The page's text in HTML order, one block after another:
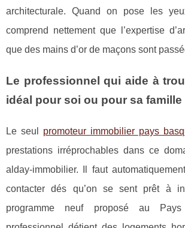
architecturale. Quand on pose les
comprend nettement que l’expertise
que des mains d’or de maçons sont
Le professionnel qui aide à
idéal pour soi ou pour sa famille
Le seul promoteur immobilier pays
prestations irréprochables dans ce
alday-immobilier. Il faut
contacter dés qu’on se sent prêt à
programme neuf proposé au